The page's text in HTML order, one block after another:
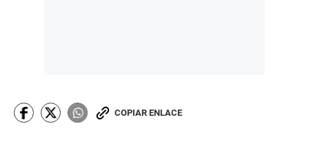
COPIAR ENLACE